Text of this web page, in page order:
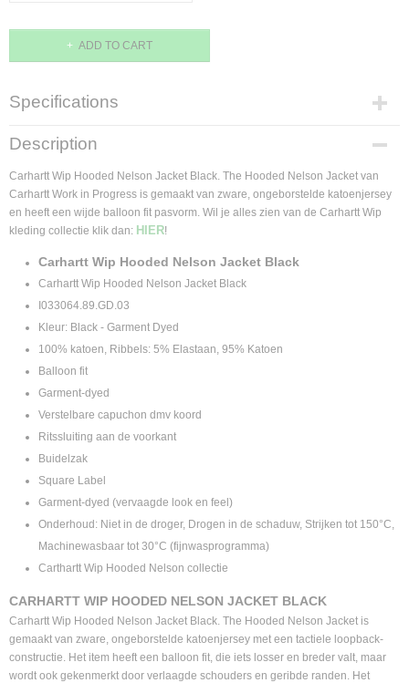
ADD TO CART
Specifications
Product code
I033064.89.GD.03.M
Supplier product code
I033064.89.GD.03
Description
Carhartt Wip Hooded Nelson Jacket Black. The Hooded Nelson Jacket van
Carhartt Work in Progress is gemaakt van zware, ongeborstelde katoenjersey
en heeft een wijde balloon fit pasvorm. Wil je alles zien van de Carhartt Wip
kleding collectie klik dan: HIER!
Carhartt Wip Hooded Nelson Jacket Black
Carhartt Wip Hooded Nelson Jacket Black
I033064.89.GD.03
Kleur: Black - Garment Dyed
100% katoen, Ribbels: 5% Elastaan, 95% Katoen
Balloon fit
Garment-dyed
Verstelbare capuchon dmv koord
Ritssluiting aan de voorkant
Buidelzak
Square Label
Garment-dyed (vervaagde look en feel)
Onderhoud: Niet in de droger, Drogen in de schaduw, Strijken tot 150°C,
Machinewasbaar tot 30°C (fijnwasprogramma)
Carthartt Wip Hooded Nelson collectie
CARHARTT WIP HOODED NELSON JACKET BLACK
Carhartt Wip Hooded Nelson Jacket Black. The Hooded Nelson Jacket is
gemaakt van zware, ongeborstelde katoenjersey met een tactiele loopback-
constructie. Het item heeft een balloon fit, die iets losser en breder valt, maar
wordt ook gekenmerkt door verlaagde schouders en geribde randen. Het